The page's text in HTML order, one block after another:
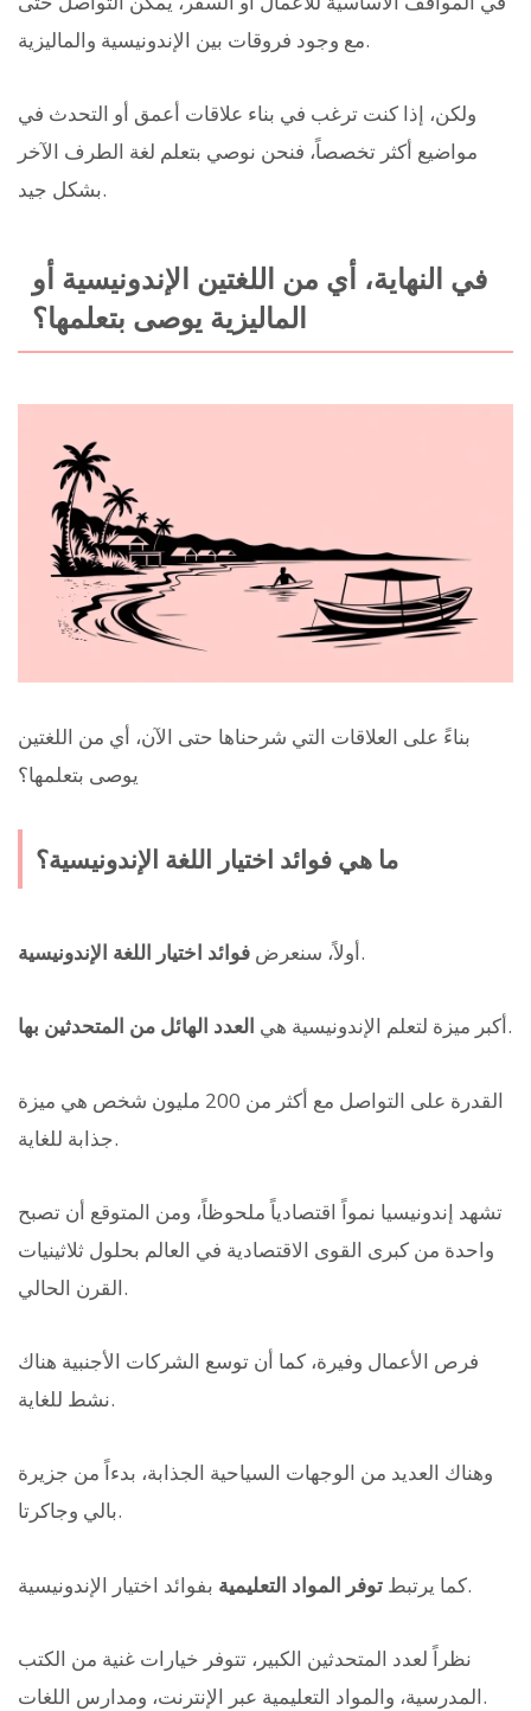
مع وجود فروقات بين الإندونيسية والماليزية.
ولكن، إذا كنت ترغب في بناء علاقات أعمق أو التحدث في
مواضيع أكثر تخصصاً، فنحن نوصي بتعلم لغة الطرف الآخر
بشكل جيد.
في النهاية، أي من اللغتين الإندونيسية أو
الماليزية يوصى بتعلمها؟
بناءً على العلاقات التي شرحناها حتى الآن، أي من اللغتين
يوصى بتعلمها؟
ما هي فوائد اختيار اللغة الإندونيسية؟
أولاً، سنعرض فوائد اختيار اللغة الإندونيسية .
أكبر ميزة لتعلم الإندونيسية هي العدد الهائل من المتحدثين بها .
القدرة على التواصل مع أكثر من 200 مليون شخص هي ميزة
جذابة للغاية.
تشهد إندونيسيا نمواً اقتصادياً ملحوظاً، ومن المتوقع أن تصبح
واحدة من كبرى القوى الاقتصادية في العالم بحلول ثلاثينيات
القرن الحالي.
فرص الأعمال وفيرة، كما أن توسع الشركات الأجنبية هناك
نشط للغاية.
وهناك العديد من الوجهات السياحية الجذابة، بدءاً من جزيرة
بالي وجاكرتا.
كما يرتبط توفر المواد التعليمية بفوائد اختيار الإندونيسية.
نظراً لعدد المتحدثين الكبير، تتوفر خيارات غنية من الكتب
المدرسية، والمواد التعليمية عبر الإنترنت، ومدارس اللغات.